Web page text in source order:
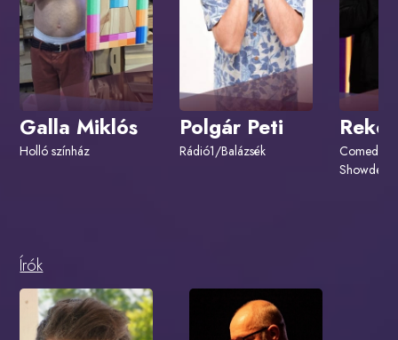
Galla Miklós
Holló színház
Polgár Peti
Rádió1/Balázsék
Comedy
Showder
Írók